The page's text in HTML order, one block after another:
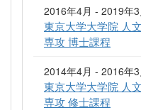
2016年4月 - 2019年3
東京大学大学院 人
専攻 博士課程
2014年4月 - 2016年3
東京大学大学院 人
専攻 修士課程